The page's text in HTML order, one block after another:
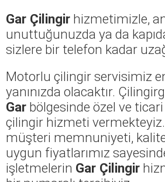
Gar Çilingir hizmetimizle,
unuttuğunuzda ya da
sizlere bir telefon kadar
Motorlu çilingir servisimiz
yanınızda olacaktır.
Gar bölgesinde özel ve
çilingir hizmeti vermekteyiz.
müşteri memnuniyeti,
uygun fiyatlarımız
işletmelerin Gar Çilingir